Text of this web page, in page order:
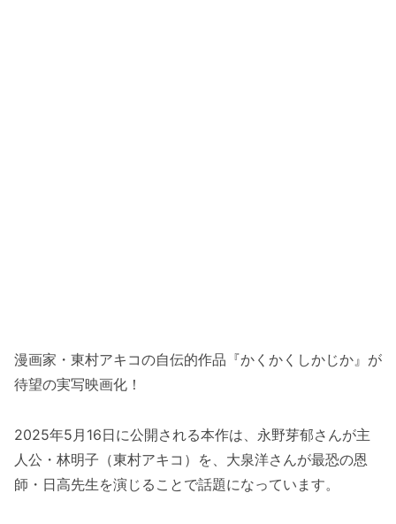
漫画家・東村アキコの自伝的作品『かくかくしかじか』が
待望の実写映画化！
2025年5月16日に公開される本作は、永野芽郁さんが主
人公・林明子（東村アキコ）を、大泉洋さんが最恐の恩
師・日高先生を演じることで話題になっています。